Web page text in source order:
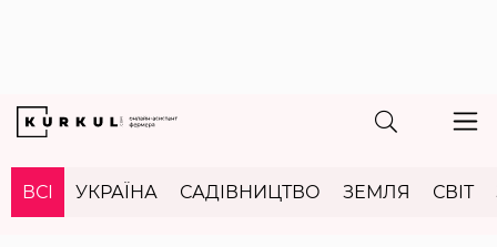
ВСІ УКРАЇНА САДІВНИЦТВО ЗЕМЛЯ СВІТ